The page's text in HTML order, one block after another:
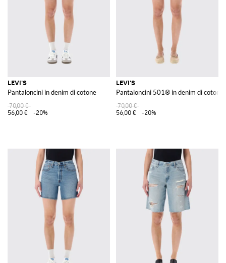
LEVI'S
Pantaloncini in denim di cotone
70,00 €
56,00 €
-20%
LEVI'S
Pantaloncini 501® in denim di cotone
70,00 €
56,00 €
-20%